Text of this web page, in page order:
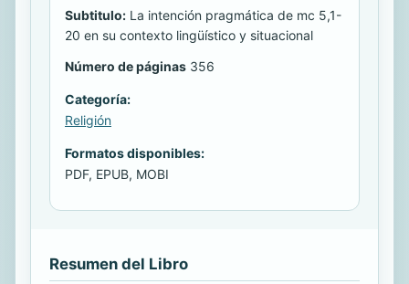
Subtitulo: La intención pragmática de mc 5,1-
20 en su contexto lingüístico y situacional
Número de páginas 356
Categoría:
Religión
Formatos disponibles:
PDF, EPUB, MOBI
Resumen del Libro